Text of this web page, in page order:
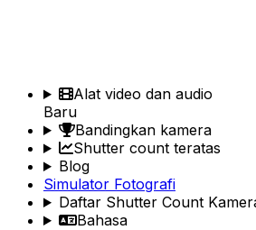
Alat video dan audio
Baru
Bandingkan kamera
Shutter count teratas
Blog
Simulator Fotografi
Daftar Shutter Count
Bahasa